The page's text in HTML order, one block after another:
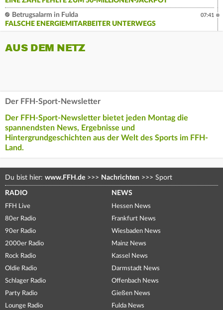
Betrugsalarm in Fulda
FALSCHE ENERGIEMITARBEITER UNTERWEGS
07:41
AUS DEM NETZ
Der FFH-Sport-Newsletter
Der FFH-Sport-Newsletter bietet jeden Montag die
spannendsten News, Ergebnisse und
Hintergrundgeschichten aus der Welt des Sports im FFH-
Land.
Du bist hier: www.FFH.de >>> Nachrichten >>> Sport
RADIO
FFH Live
80er Radio
90er Radio
2000er Radio
Rock Radio
Oldie Radio
Schlager Radio
Party Radio
Lounge Radio
NEWS
Hessen News
Frankfurt News
Wiesbaden News
Mainz News
Kassel News
Darmstadt News
Offenbach News
Gießen News
Fulda News